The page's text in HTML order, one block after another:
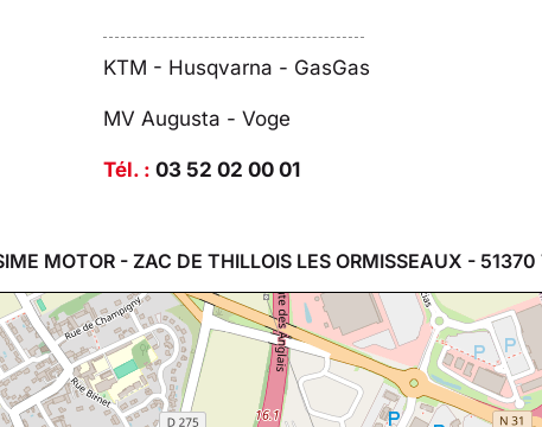
KTM - Husqvarna - GasGas
MV Augusta - Voge
Tél. : 03 52 02 00 01
MOTOR - ZAC DE THILLOIS LES ORMISSEAUX - 51370